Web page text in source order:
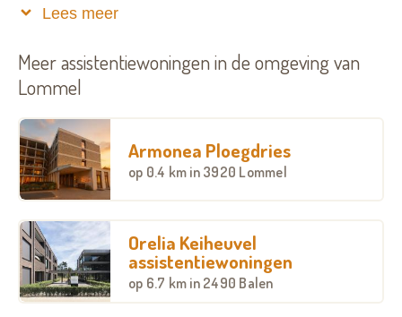
De dagprijzen (2021) voor residentie Kapittelhof
personen. In de dagprijs is de huur, onderhoud van
de gemeenschappelijke delen, brandverzekering van
het gebouw, de burgerlijke aansprakelijkheid van
zorggroep Lommel, gebruik en onderhoud van de
lift, enzovoort inbegrepen. Alle andere kosten zijn
niet inbegrepen. U kan zich inschrijven als u 65 jaar
bent en nog zelfstandig kan wonen. Kandidaten die
krijgen voorrang. Hiermee worden de personen
gelijkgesteld die Lommel verlaten hebben na de
leeftijd van 60 jaar en 20 jaar ingeschreven zijn
geweest in Lommel.
Lees meer
Meer assistentiewoningen in de omgeving van
Lommel
Armonea Ploegdries
op 0.4 km in 3920 Lommel
Orelia Keiheuvel
assistentiewoningen
op 6.7 km in 2490 Balen